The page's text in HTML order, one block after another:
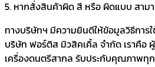
5. หากสั่งสินค้าผิด สี หรือ ผิดแบบ สาม
ทางบริษัทฯ มีความยินดีให้ข้อมูลวิธีการ
บริษัท ฟอร์ติส มิวสิคเคิ้ล จำกัด เราคือ
เครื่องดนตรีสากล รับประกับคุณภาพทุ